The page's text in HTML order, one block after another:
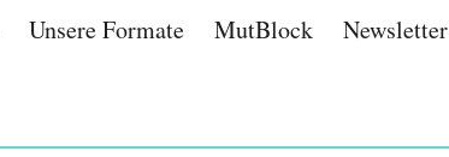
Unsere Formate MutBlock Newsletter